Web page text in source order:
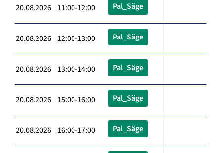
20.08.2026 11:00-12:00 Pal_Säge
20.08.2026 12:00-13:00 Pal_Säge
20.08.2026 13:00-14:00 Pal_Säge
20.08.2026 15:00-16:00 Pal_Säge
20.08.2026 16:00-17:00 Pal_Säge